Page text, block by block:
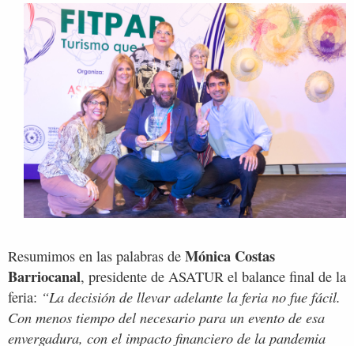
Resumimos en las palabras de Mónica Costas
Barriocanal, presidente de ASATUR el balance final de la
feria: “La decisión de llevar adelante la feria no fue fácil.
Con menos tiempo del necesario para un evento de esa
envergadura, con el impacto financiero de la pandemia